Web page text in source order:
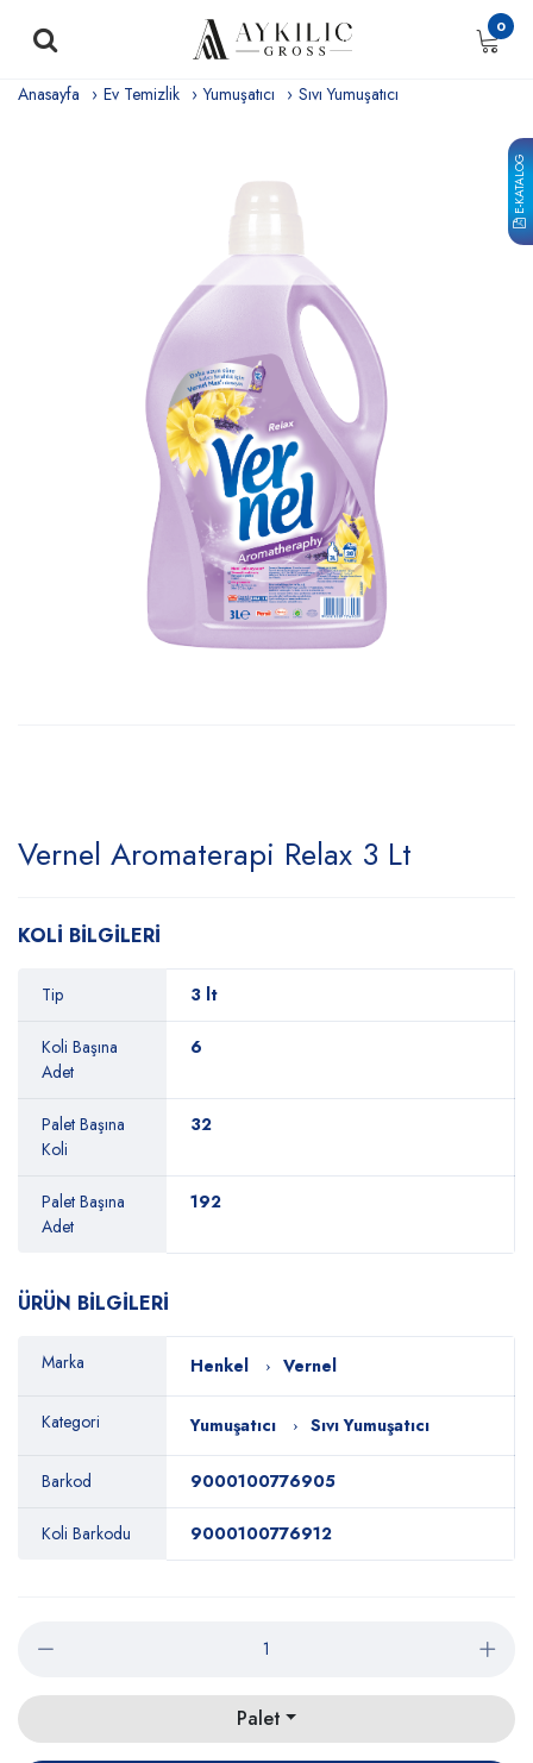
E-KATALOG
0
Anasayfa Ev Temizlik Yumuşatıcı Sıvı Yumuşatıcı
Vernel Aromaterapi Relax 3 Lt
KOLİ BİLGİLERİ
Tip 3 lt
Koli Başına
Adet
6
Palet Başına
Koli
32
Palet Başına
Adet
192
ÜRÜN BİLGİLERİ
Marka Henkel Vernel
Kategori Yumuşatıcı Sıvı Yumuşatıcı
Barkod 9000100776905
Koli Barkodu 9000100776912
Palet